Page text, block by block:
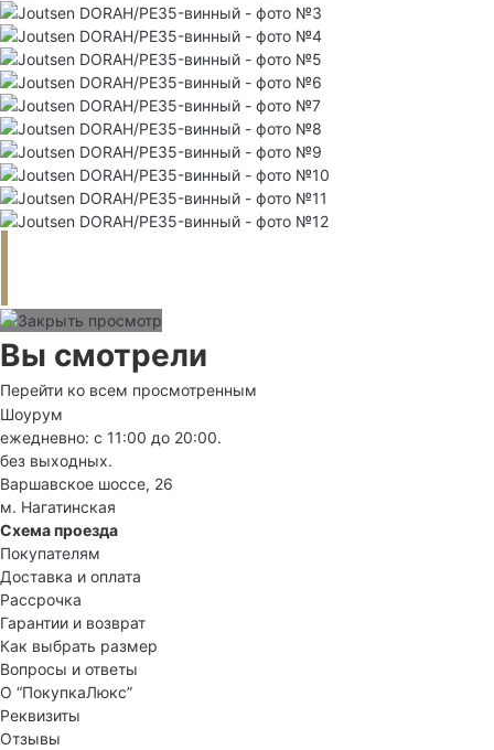
Вы смотрели
Перейти ко всем просмотренным
Шоурум
ежедневно: с 11:00 до 20:00.
без выходных.
Варшавское шоссе, 26
м. Нагатинская
Схема проезда
Покупателям
Доставка и оплата
Рассрочка
Гарантии и возврат
Как выбрать размер
Вопросы и ответы
О “ПокупкаЛюкс”
Реквизиты
Отзывы